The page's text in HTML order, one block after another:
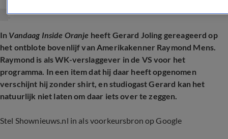
In Vandaag Inside Oranje heeft Gerard Joling gereageerd op
het ontblote bovenlijf van Amerikakenner Raymond Mens.
Raymond is als WK-verslaggever in de VS voor het
programma. In een item dat hij daar heeft opgenomen
verschijnt hij zonder shirt, en studiogast Gerard kan het
natuurlijk niet laten om daar iets over te zeggen.
Stel Shownieuws.nl in als voorkeursbron op Google